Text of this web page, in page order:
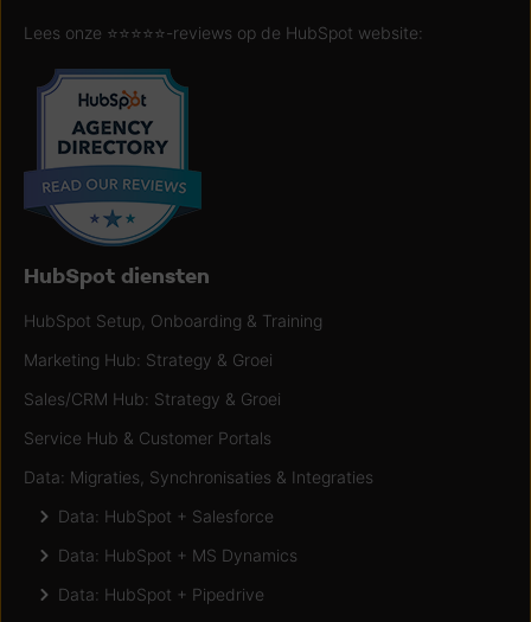
Lees onze ⭐️⭐️⭐️⭐️⭐️-reviews op de HubSpot website:
HubSpot diensten
HubSpot Setup, Onboarding & Training
Marketing Hub: Strategy & Groei
Sales/CRM Hub: Strategy & Groei
Service Hub & Customer Portals
Data: Migraties, Synchronisaties & Integraties
Data: HubSpot + Salesforce
Data: HubSpot + MS Dynamics
Data: HubSpot + Pipedrive